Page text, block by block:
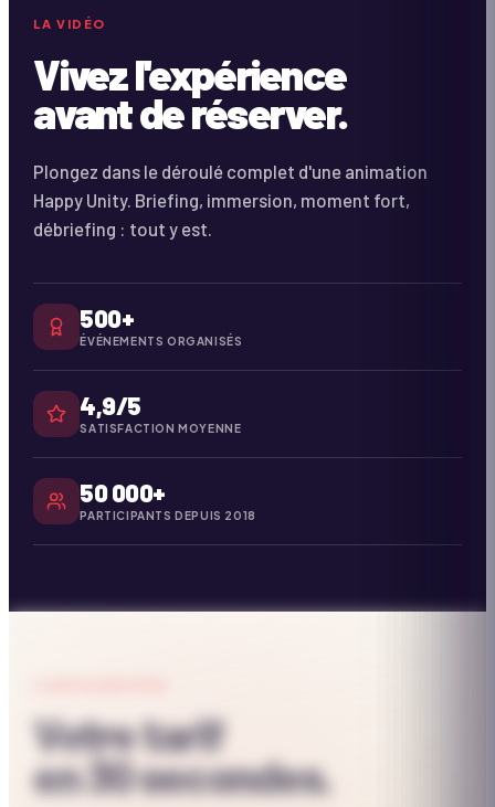
DURÉE ·
Coming Soon
LA VIDÉO
Vivez l'expérience
avant de réserver.
Plongez dans le déroulé complet d'une animation
Happy Unity. Briefing, immersion, moment fort,
débriefing : tout y est.
500+
ÉVÉNEMENTS ORGANISÉS
4,9/5
SATISFACTION MOYENNE
50 000+
PARTICIPANTS DEPUIS 2018
Votre tarif
en 30 secondes.